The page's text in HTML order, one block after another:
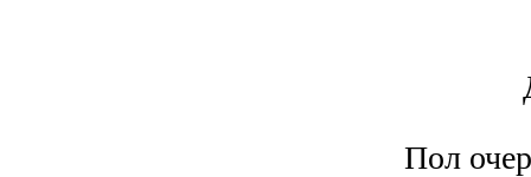
Пол